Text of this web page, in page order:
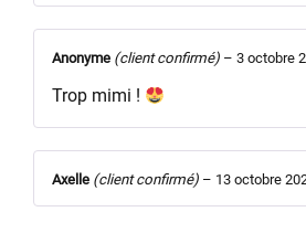
Anonyme (client confirmé) – 3 octobre
Trop mimi !
Axelle (client confirmé) – 13 octobre